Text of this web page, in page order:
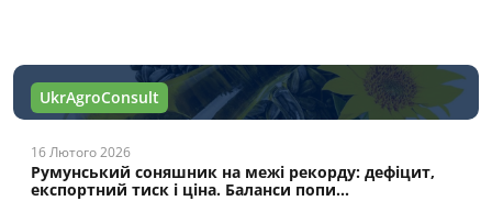
UkrAgroConsult
16 Лютого 2026
Румунський соняшник на межі рекорду: дефіцит,
експортний тиск і ціна. Баланси попи...